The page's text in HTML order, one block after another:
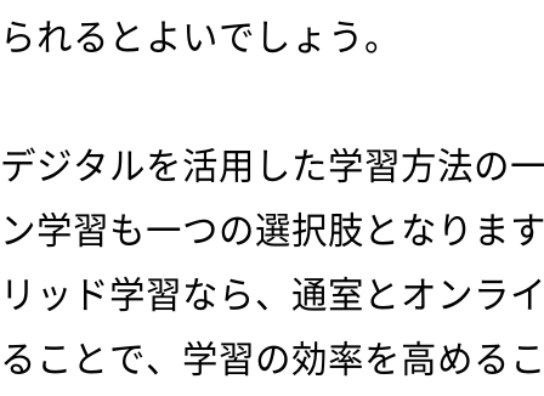
られるとよいでしょう。
デジタルを活用した学習方法の
ン学習も一つの選択肢となりま
リッド学習なら、通室とオンラ
ることで、学習の効率を高める